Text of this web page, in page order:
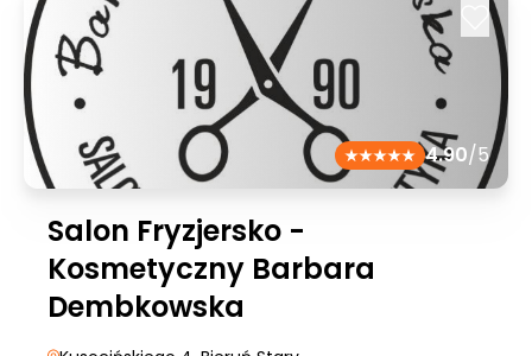
4.90/5
Salon Fryzjersko -
Kosmetyczny Barbara
Dembkowska